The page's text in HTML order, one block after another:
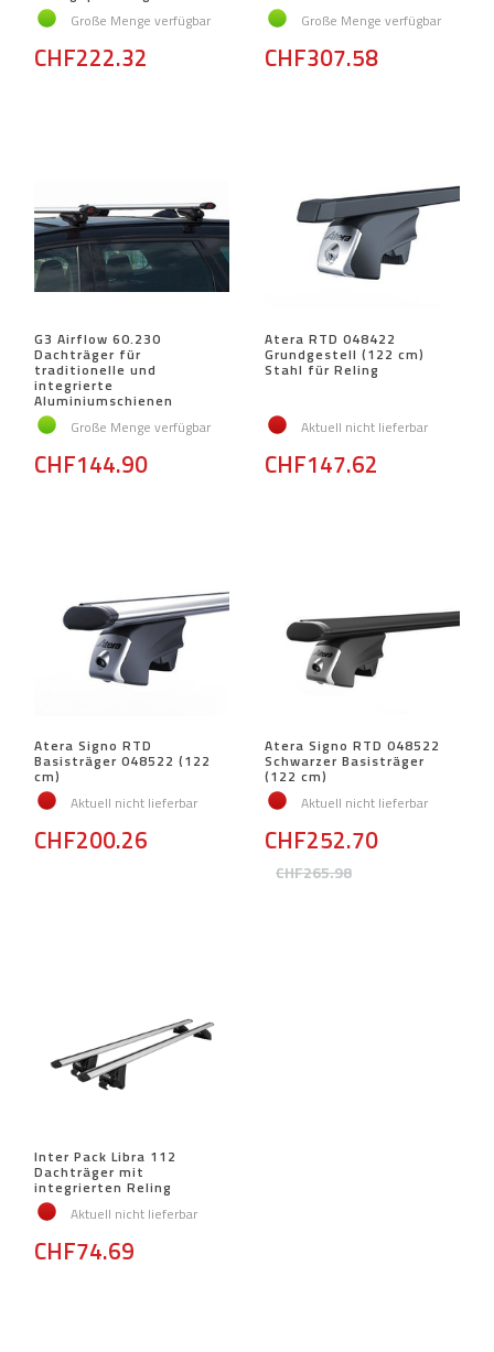
Große Menge verfügbar
CHF222.32
Große Menge verfügbar
CHF307.58
G3 Airflow 60.230
Dachträger für
traditionelle und
integrierte
Aluminiumschienen
Große Menge verfügbar
CHF144.90
Atera RTD 048422
Grundgestell (122 cm)
Stahl für Reling
Aktuell nicht lieferbar
CHF147.62
Atera Signo RTD
Basisträger 048522 (122
cm)
Aktuell nicht lieferbar
CHF200.26
Atera Signo RTD 048522
Schwarzer Basisträger
(122 cm)
Aktuell nicht lieferbar
CHF265.98
CHF252.70
Inter Pack Libra 112
Dachträger mit
integrierten Reling
Aktuell nicht lieferbar
CHF74.69